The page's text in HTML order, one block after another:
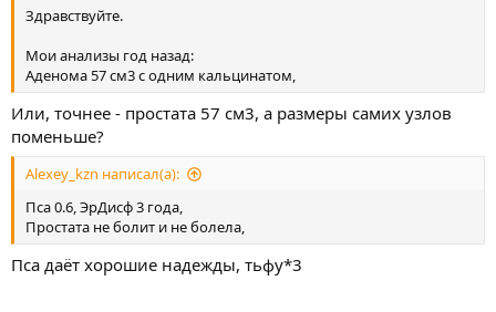
Здравствуйте.
Мои анализы год назад:
Аденома 57 см3 с одним кальцинатом,
Или, точнее - простата 57 см3, а размеры самих узлов
поменьше?
Alexey_kzn написал(а):
Пса 0.6, ЭрДисф 3 года,
Простата не болит и не болела,
Пса даёт хорошие надежды, тьфу*3